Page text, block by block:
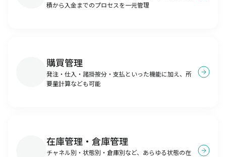
積から入金までのプロセスを一元管理
購買管理
発注・仕入・諸掛按分・支払といった機能に加え、所
要量計算なども可能
在庫管理・倉庫管理
チャネル別・状態別・倉庫別など、あらゆる状態の在